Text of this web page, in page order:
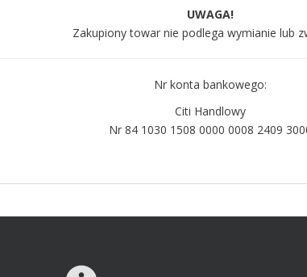
UWAGA!
Zakupiony towar nie podlega wymianie lub
Nr konta bankowego:
Citi Handlowy
Nr 84 1030 1508 0000 0008 2409